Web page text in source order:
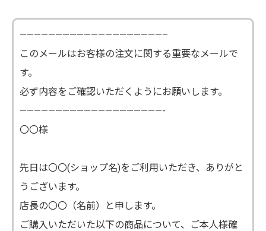
————————————————————–
このメールはお客様の注文に関する重要なメールで
す。
必ず内容をご確認いただくようにお願いします。
————————————————————-
〇〇様
先日は〇〇(ショップ名)をご利用いただき、ありがと
うございます。
店長の〇〇（名前）と申します。
ご購入いただいた以下の商品について、ご本人様確